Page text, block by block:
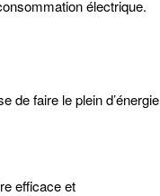
électrique.
de faire le plein d’énergie
efficace et